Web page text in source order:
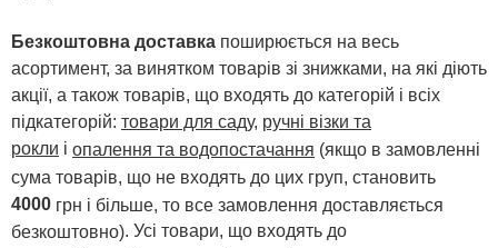
Безкоштовна доставка поширюється на весь
асортимент, за винятком товарів зі знижками, на які діють
акції, а також товарів, що входять до категорій і всіх
підкатегорій: товари для саду, ручні візки та
рокли і опалення та водопостачання (якщо в замовленні
сума товарів, що не входять до цих груп, становить
4000 грн і більше, то все замовлення доставляється
безкоштовно). Усі товари, що входять до